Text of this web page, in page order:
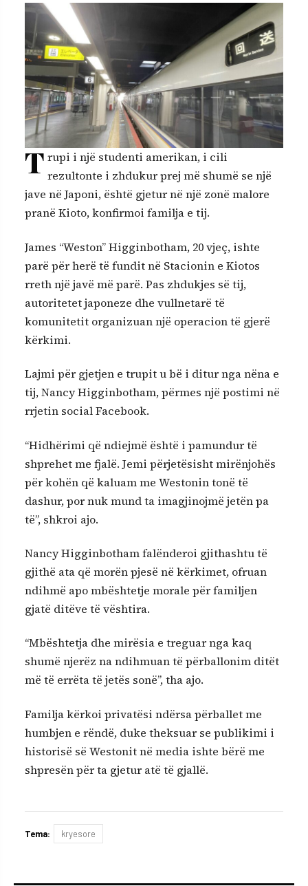
T rupi i një studenti amerikan, i cili
rezultonte i zhdukur prej më shumë se një
jave në Japoni, është gjetur në një zonë malore
pranë Kioto, konfirmoi familja e tij.
James “Weston” Higginbotham, 20 vjeç, ishte
parë për herë të fundit në Stacionin e Kiotos
rreth një javë më parë. Pas zhdukjes së tij,
autoritetet japoneze dhe vullnetarë të
komunitetit organizuan një operacion të gjerë
kërkimi.
Lajmi për gjetjen e trupit u bë i ditur nga nëna e
tij, Nancy Higginbotham, përmes një postimi në
rrjetin social Facebook.
“Hidhërimi që ndiejmë është i pamundur të
shprehet me fjalë. Jemi përjetësisht mirënjohës
për kohën që kaluam me Westonin tonë të
dashur, por nuk mund ta imagjinojmë jetën pa
të”, shkroi ajo.
Nancy Higginbotham falënderoi gjithashtu të
gjithë ata që morën pjesë në kërkimet, ofruan
ndihmë apo mbështetje morale për familjen
gjatë ditëve të vështira.
“Mbështetja dhe mirësia e treguar nga kaq
shumë njerëz na ndihmuan të përballonim ditët
më të errëta të jetës sonë”, tha ajo.
Familja kërkoi privatësi ndërsa përballet me
humbjen e rëndë, duke theksuar se publikimi i
historisë së Westonit në media ishte bërë me
shpresën për ta gjetur atë të gjallë.
Tema: kryesore